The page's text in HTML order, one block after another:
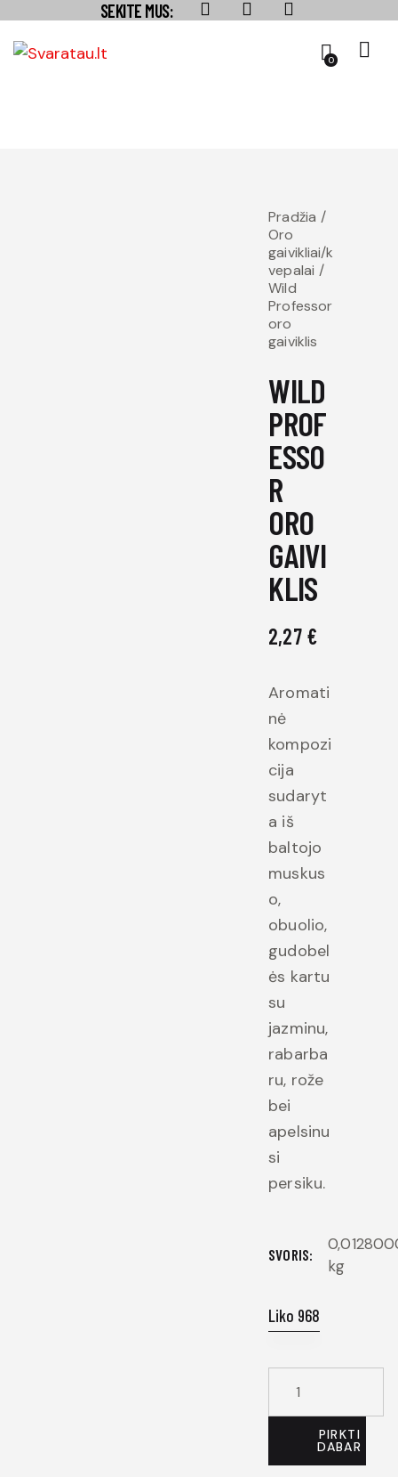
SEKITE MUS:
0
Pradžia
Oro
gaivikliai/k
vepalai
Wild
Professor
oro
gaiviklis
WILD
PROF
ESSO
R
ORO
GAIVI
KLIS
2,27 €
Aromati
nė
kompozi
cija
sudaryt
a iš
baltojo
muskus
o,
obuolio,
gudobel
ės kartu
su
jazminu,
rabarba
ru, rože
bei
apelsinu
si
persiku.
SVORIS
kg
Liko 968
PIRKTI
DABAR